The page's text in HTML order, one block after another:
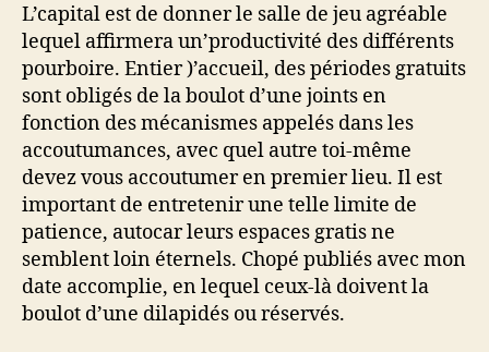
L’capital est de donner le salle de jeu agréable
lequel affirmera un’productivité des différents
pourboire. Entier )’accueil, des périodes gratuits
sont obligés de la boulot d’une joints en
fonction des mécanismes appelés dans les
accoutumances, avec quel autre toi-même
devez vous accoutumer en premier lieu. Il est
important de entretenir une telle limite de
patience, autocar leurs espaces gratis ne
semblent loin éternels. Chopé publiés avec mon
date accomplie, en lequel ceux-là doivent la
boulot d’une dilapidés ou réservés.